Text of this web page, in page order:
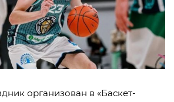
организован в «Баскет-